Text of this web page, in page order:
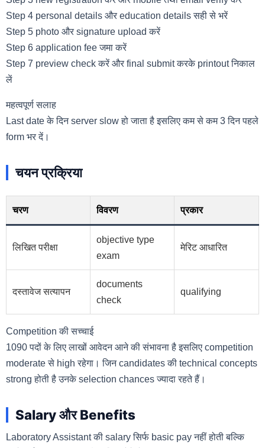
Step 4 personal details और education details सही से भरें
Step 5 photo और signature upload करें
Step 6 application fee जमा करें
Step 7 preview check करें और final submit करके printout निकाल
लें
महत्वपूर्ण सलाह
Last date के दिन server slow हो जाता है इसलिए कम से कम 3 दिन पहले
form भर दें।
चयन प्रक्रिया
चरण विवरण प्रकार
लिखित परीक्षा
objective type
exam
मेरिट आधारित
दस्तावेज सत्यापन
documents
check
qualifying
Competition की सच्चाई
1090 पदों के लिए लाखों आवेदन आने की संभावना है इसलिए competition
moderate से high रहेगा। जिन candidates की technical concepts
strong होती है उनके selection chances ज्यादा रहते हैं।
Salary और Benefits
Laboratory Assistant की salary सिर्फ basic pay नहीं होती बल्कि